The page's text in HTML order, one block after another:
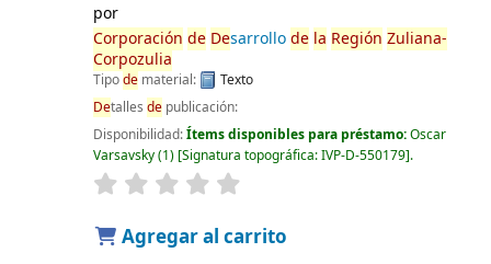
por
Corporación de Desarrollode la Región Zuliana-
Corpozulia
Tipodematerial:
Texto
Detalles depublicación:
Disponibilidad:Ítems disponibles para préstamo:Oscar
Varsavsky(1) Signatura topográfica:IVP-D-550179 .
Agregar al carrito